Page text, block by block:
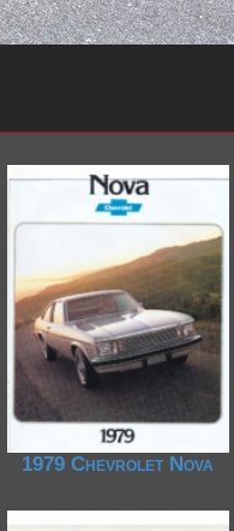
1979 Chevrolet Nova